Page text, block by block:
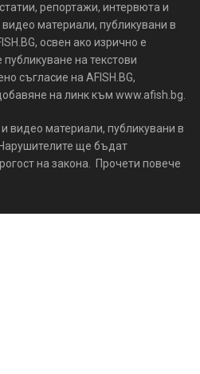
репортажи, интервюта и
материали, публикувани в
освен ако изрично е
на текстови
съгласие на AFISH.BG,
на линк към www.afish.bg.
видео материали, публикувани в
ще бъдат
на закона. Прочети повече